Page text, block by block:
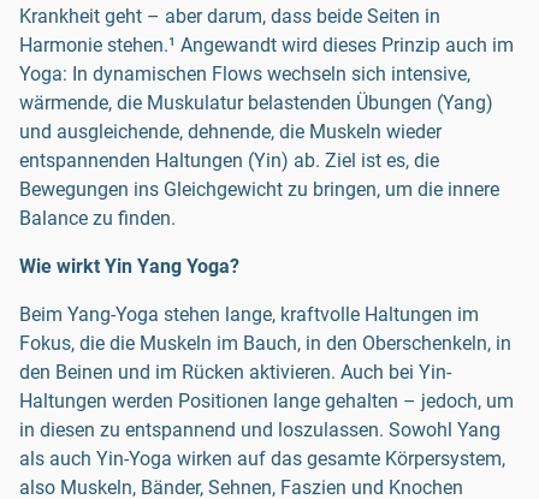
Krankheit geht – aber darum, dass beide Seiten in
Harmonie stehen.¹ Angewandt wird dieses Prinzip auch im
Yoga: In dynamischen Flows wechseln sich intensive,
wärmende, die Muskulatur belastenden Übungen (Yang)
und ausgleichende, dehnende, die Muskeln wieder
entspannenden Haltungen (Yin) ab. Ziel ist es, die
Bewegungen ins Gleichgewicht zu bringen, um die innere
Balance zu finden.
Wie wirkt Yin Yang Yoga?
Beim Yang-Yoga stehen lange, kraftvolle Haltungen im
Fokus, die die Muskeln im Bauch, in den Oberschenkeln, in
den Beinen und im Rücken aktivieren. Auch bei Yin-
Haltungen werden Positionen lange gehalten – jedoch, um
in diesen zu entspannend und loszulassen. Sowohl Yang
als auch Yin-Yoga wirken auf das gesamte Körpersystem,
also Muskeln, Bänder, Sehnen, Faszien und Knochen